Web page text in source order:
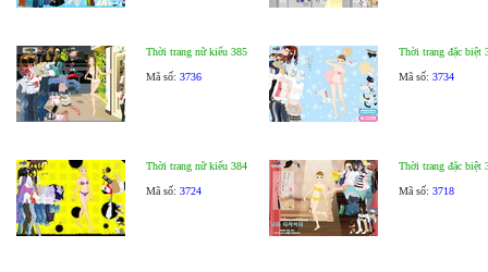
Thời trang nữ kiểu 385
Mã số: 3736
Thời trang đặc biệt
Mã số: 3734
Thời trang nữ kiểu 384
Mã số: 3724
Thời trang đặc biệt
Mã số: 3718